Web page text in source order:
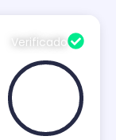
Verificado